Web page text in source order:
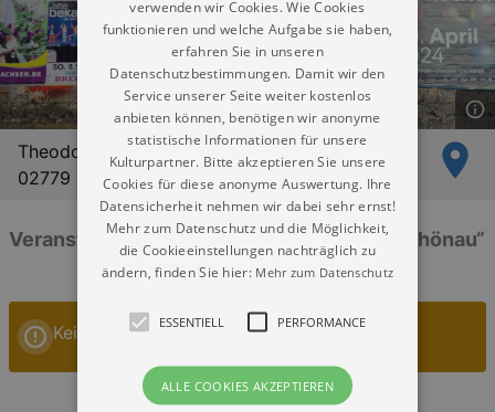
Theodor-Haebler-Str. 40
02779 Großschönau
Veranstaltungen: „Ev.-Luth. Kirche Großschönau“
Keine Veranstaltungen
verwenden wir Cookies. Wie Cookies
funktionieren und welche Aufgabe sie haben,
erfahren Sie in unseren
Datenschutzbestimmungen. Damit wir den
Service unserer Seite weiter kostenlos
anbieten können, benötigen wir anonyme
statistische Informationen für unsere
Kulturpartner. Bitte akzeptieren Sie unsere
Cookies für diese anonyme Auswertung. Ihre
Datensicherheit nehmen wir dabei sehr ernst!
Mehr zum Datenschutz und die Möglichkeit,
die Cookieeinstellungen nachträglich zu
ändern, finden Sie hier: Mehr zum Datenschutz
ESSENTIELL PERFORMANCE
ALLE COOKIES AKZEPTIEREN